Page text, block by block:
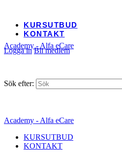
KURSUTBUD
KONTAKT
Logga in Bli medlem
Academy - Alfa eCare
Sök efter:
Academy - Alfa eCare
KURSUTBUD
KONTAKT